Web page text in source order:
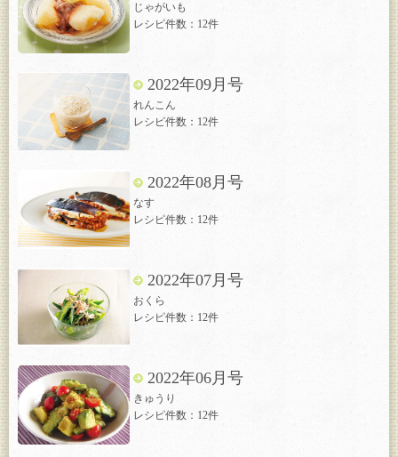
じゃがいも
レシピ件数：12件
2022年09月号
れんこん
レシピ件数：12件
2022年08月号
なす
レシピ件数：12件
2022年07月号
おくら
レシピ件数：12件
2022年06月号
きゅうり
レシピ件数：12件